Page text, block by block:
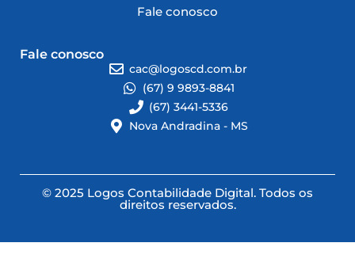
Fale conosco
Fale conosco
cac@logoscd.com.br
(67) 9 9893-8841
(67) 3441-5336
Nova Andradina - MS
© 2025 Logos Contabilidade Digital. Todos os
direitos reservados.